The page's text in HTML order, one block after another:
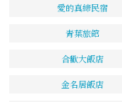
愛的真締民宿
青葉旅館
合歡大飯店
金名居飯店